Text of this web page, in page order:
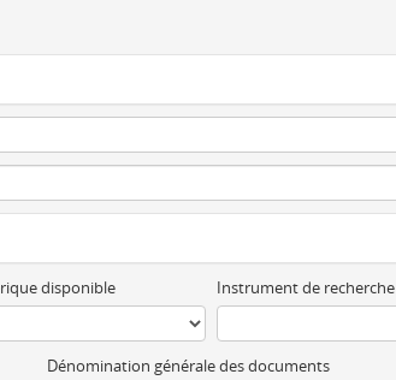
disponible Instrument de recherche
Dénomination générale des documents